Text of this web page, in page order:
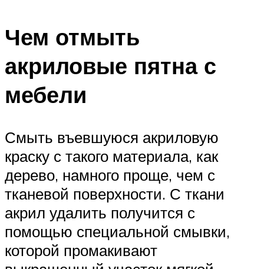
Чем отмыть
акриловые пятна с
мебели
Смыть въевшуюся акриловую
краску с такого материала, как
дерево, намного проще, чем с
тканевой поверхности. С ткани
акрил удалить получится с
помощью специальной смывки,
которой промакивают